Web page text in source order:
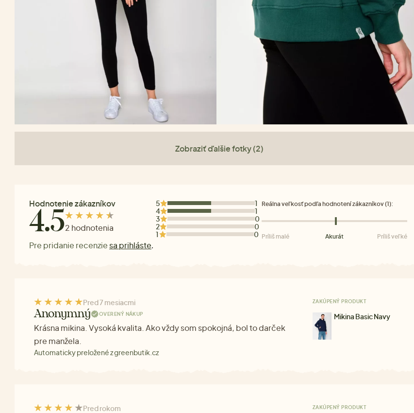
Zobraziť ďalšie fotky (2)
Hodnotenie zákazníkov
4.52 hodnotenia
Pre pridanie recenzie sa prihláste.
5
1
4
1
3
0
2
0
1
0
Reálna veľkosť podľa hodnotení zákazníkov (1):
Príliš malé Akurát Príliš veľké
Pred 7 mesiacmi
Anonymný OVERENÝ NÁKUP
Krásna mikina. Vysoká kvalita. Ako vždy som spokojná, bol to darček
pre manžela.
Automaticky preložené z greenbutik.cz
ZAKÚPENÝ PRODUKT
Mikina Basic Navy
Pred rokom ZAKÚPENÝ PRODUKT